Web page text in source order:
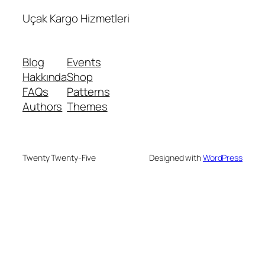
Uçak Kargo Hizmetleri
Blog
Hakkında
FAQs
Authors
Events
Shop
Patterns
Themes
Twenty Twenty-Five Designed withWordPress